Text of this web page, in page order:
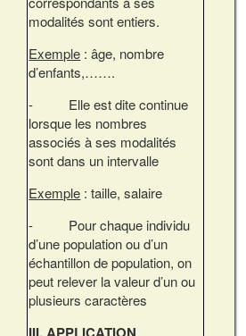
modalités sont entiers.
Exemple : âge, nombre
d’enfants,…….
- Elle est dite continue
lorsque les nombres
associés à ses modalités
sont dans un intervalle
Exemple : taille, salaire
- Pour chaque individu
d’une population ou d’un
échantillon de population, on
peut relever la valeur d’un ou
plusieurs caractères